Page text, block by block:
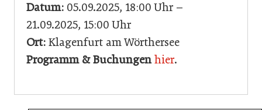
Datum: 05.09.2025, 18:00 Uhr –
21.09.2025, 15:00 Uhr
Ort: Klagenfurt am Wörthersee
Programm & Buchungen hier.